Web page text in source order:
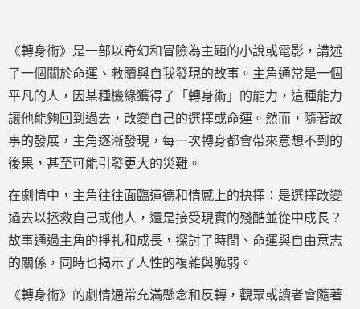
《轉身術》是一部以奇幻和冒險為主題的小說或電影，講述
了一個關於命運、救贖與自我發現的故事。主角通常是一個
平凡的人，因某種機緣獲得了「轉身術」的能力，這種能力
讓他能夠回到過去，改變自己的選擇或命運。然而，隨著故
事的發展，主角逐漸發現，每一次轉身都會帶來意想不到的
後果，甚至可能引發更大的災難。
在劇情中，主角往往面臨道德和情感上的抉擇：是選擇改變
過去以拯救自己或他人，還是接受現實的殘酷並從中成長？
故事通過主角的掙扎和成長，探討了時間、命運與自由意志
的關係，同時也揭示了人性的複雜與脆弱。
《轉身術》的劇情通常充滿懸念和反轉，觀眾或讀者會隨著